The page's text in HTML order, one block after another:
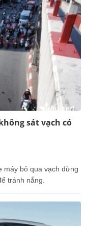
sát vạch có
máy bỏ qua vạch dừng
tránh nắng.